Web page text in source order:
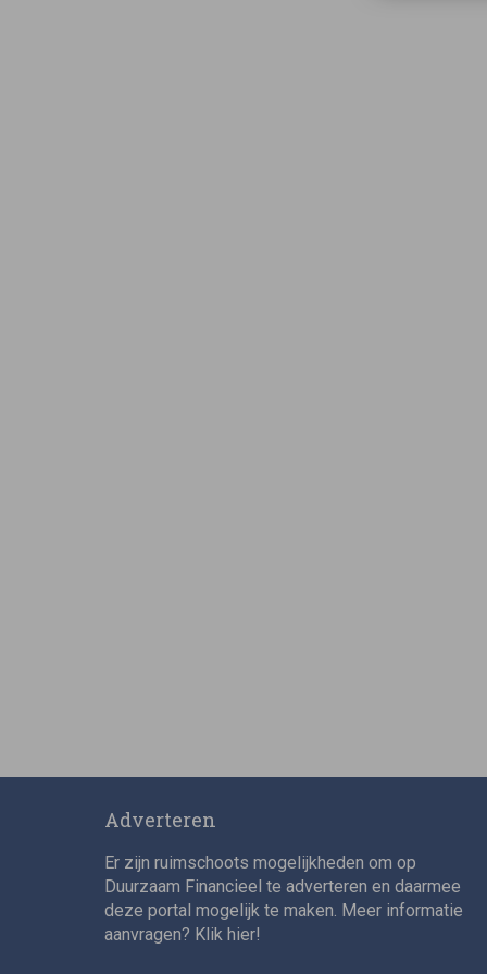
Adverteren
Er zijn ruimschoots mogelijkheden om op
Duurzaam Financieel te adverteren en daarmee
deze portal mogelijk te maken. Meer informatie
aanvragen? Klik hier!